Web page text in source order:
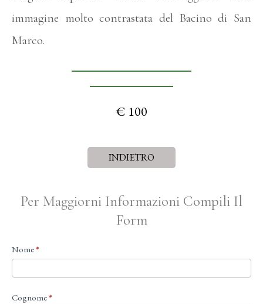
immagine molto contrastata del Bacino di San
Marco.
€ 100
INDIETRO
Per Maggiorni Informazioni Compili Il
Form
Contatti
[ITA]
Nome*
Cognome*